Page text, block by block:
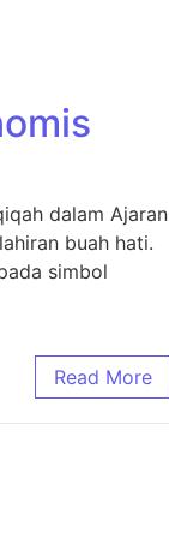
dalam Ajaran
buah hati.
simbol
Read More